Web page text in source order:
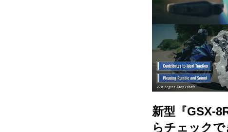
新型『GSX-
らチェック